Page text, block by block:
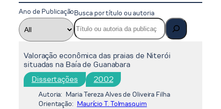
Ano de PublicaçãoBusca por título ou autoria
Valoração econômica das praias de Niterói
situadas na Baía de Guanabara
Dissertações 2002
Autoria: Maria Tereza Alves de Oliveira Filha
Orientação: Maurício T. Tolmasquim